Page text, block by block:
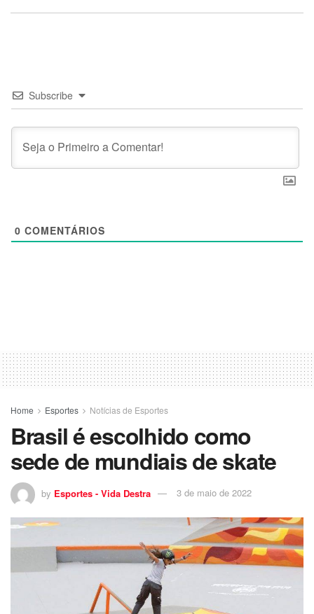
Subscribe
0 COMENTÁRIOS
Home Esportes Notícias de Esportes
Brasil é escolhido como
sede de mundiais de skate
by Esportes - Vida Destra 3 de maio de 2022